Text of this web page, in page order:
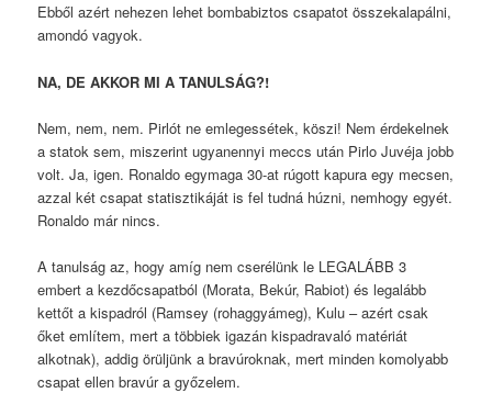
Ebből azért nehezen lehet bombabiztos csapatot összekalapálni,
amondó vagyok.
NA, DE AKKOR MI A TANULSÁG?!
Nem, nem, nem. Pirlót ne emlegessétek, köszi! Nem érdekelnek
a statok sem, miszerint ugyanennyi meccs után Pirlo Juvéja jobb
volt. Ja, igen. Ronaldo egymaga 30-at rúgott kapura egy mecsen,
azzal két csapat statisztikáját is fel tudná húzni, nemhogy egyét.
Ronaldo már nincs.
A tanulság az, hogy amíg nem cserélünk le LEGALÁBB 3
embert a kezdőcsapatból (Morata, Bekúr, Rabiot) és legalább
kettőt a kispadról (Ramsey (rohaggyámeg), Kulu – azért csak
őket említem, mert a többiek igazán kispadravaló matériát
alkotnak), addig örüljünk a bravúroknak, mert minden komolyabb
csapat ellen bravúr a győzelem.